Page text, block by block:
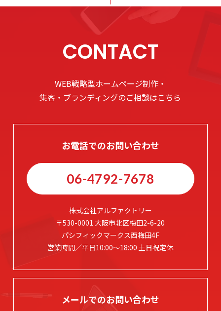
CONTACT
WEB戦略型ホームページ制作・
集客・ブランディングのご相談はこちら
お電話でのお問い合わせ
06-4792-7678
株式会社アルファクトリー
〒530-0001 大阪市北区梅田2-6-20
パシフィックマークス西梅田4F
営業時間／平日10:00～18:00 土日祝定休
メールでのお問い合わせ